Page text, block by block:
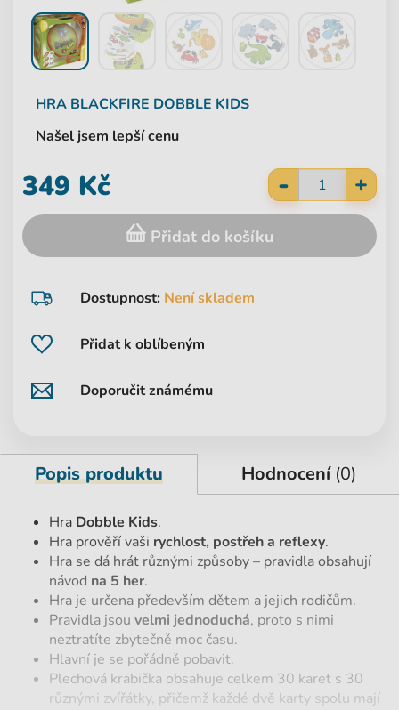
HRA BLACKFIRE DOBBLE KIDS
Našel jsem lepší cenu
Přidat k oblíbeným
Doporučit známému
Dostupnost: Není skladem
- +
349 Kč
Přidat do košíku
Popis produktu Hodnocení (0)
Hra Dobble Kids.
Hra prověří vaši rychlost, postřeh a reflexy.
Hra se dá hrát různými způsoby – pravidla obsahují
návod na 5 her.
Hra je určena především dětem a jejich rodičům.
Pravidla jsou velmi jednoduchá, proto s nimi
neztratíte zbytečně moc času.
Hlavní je se pořádně pobavit.
Plechová krabička obsahuje celkem 30 karet s 30
různými zvířátky, přičemž každé dvě karty spolu mají